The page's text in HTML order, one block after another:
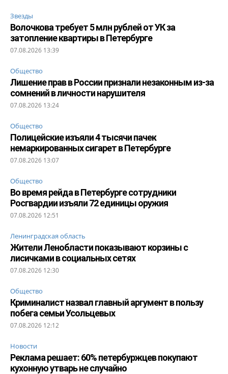
Звезды
Волочкова требует 5 млн рублей от УК за
затопление квартиры в Петербурге
07.08.2026 13:39
Общество
Лишение прав в России признали незаконным из-за
сомнений в личности нарушителя
07.08.2026 13:24
Общество
Полицейские изъяли 4 тысячи пачек
немаркированных сигарет в Петербурге
07.08.2026 13:07
Общество
Во время рейда в Петербурге сотрудники
Росгвардии изъяли 72 единицы оружия
07.08.2026 12:51
Ленинградская область
Жители Ленобласти показывают корзины с
лисичками в социальных сетях
07.08.2026 12:30
Общество
Криминалист назвал главный аргумент в пользу
побега семьи Усольцевых
07.08.2026 12:12
Новости
Реклама решает: 60% петербуржцев покупают
кухонную утварь не случайно